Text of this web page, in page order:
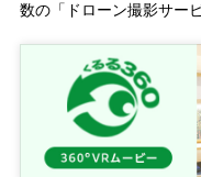
数の「ドローン撮影サービ